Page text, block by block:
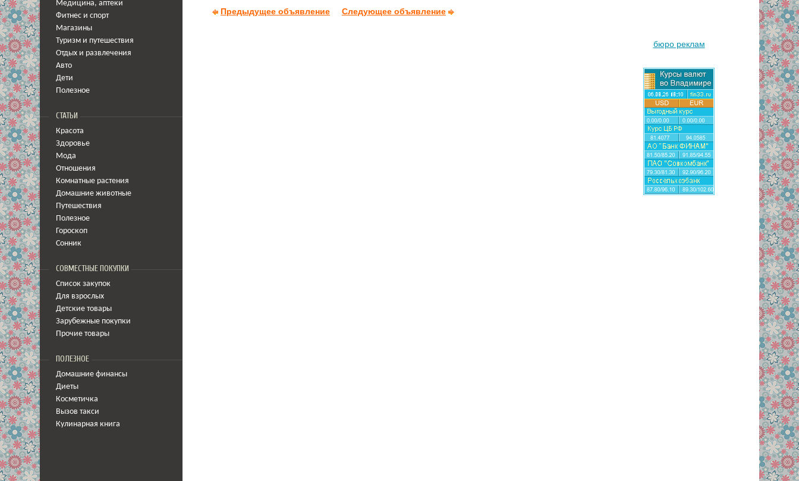
Медицина, аптеки
Фитнес и спорт
Магазины
Туризм и путешествия
Отдых и развлечения
Авто
Дети
Полезное
СТАТЬИ
Красота
Здоровье
Мода
Отношения
Комнатные растения
Домашние животные
Путешествия
Полезное
Гороскоп
Сонник
СОВМЕСТНЫЕ ПОКУПКИ
Список закупок
Для взрослых
Детские товары
Зарубежные покупки
Прочие товары
ПОЛЕЗНОЕ
Домашние финансы
Диеты
Косметичка
Вызов такси
Кулинарная книга
Предыдущее объявление Следующее объявление
бюро реклам